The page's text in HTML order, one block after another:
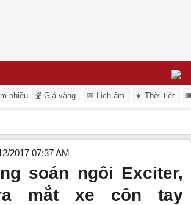
nhiều 💰 Giá vàng 📅 Lịch âm ☀️ Thời tiết
2017 07:37 AM
soán ngôi Exciter,
mắt xe côn tay